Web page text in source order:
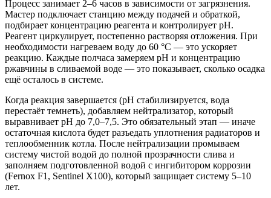
Процесс занимает 2–6 часов в зависимости от загрязнения.
Мастер подключает станцию между подачей и обраткой,
подбирает концентрацию реагента и контролирует pH.
Реагент циркулирует, постепенно растворяя отложения. При
необходимости нагреваем воду до 60 °C — это ускоряет
реакцию. Каждые полчаса замеряем pH и концентрацию
ржавчины в сливаемой воде — это показывает, сколько осадка
ещё осталось в системе.
Когда реакция завершается (pH стабилизируется, вода
перестаёт темнеть), добавляем нейтрализатор, который
выравнивает pH до 7,0–7,5. Это обязательный этап — иначе
остаточная кислота будет разъедать уплотнения радиаторов и
теплообменник котла. После нейтрализации промываем
систему чистой водой до полной прозрачности слива и
заполняем подготовленной водой с ингибитором коррозии
(Fernox F1, Sentinel X100), который защищает систему 5–10
лет.